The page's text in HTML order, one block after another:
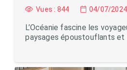
Vues : 844 04/07/2024
L’Océanie fascine les
paysages époustouflants et